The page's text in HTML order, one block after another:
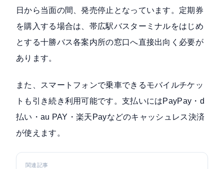
日から当面の間、発売停止 となっています。定期券
を購入する場合は、帯広駅バスターミナルをはじめ
とする十勝バス各案内所の窓口へ直接出向く必要が
あります。
また、スマートフォンで乗車できるモバイルチケッ
ト も引き続き利用可能です。支払いにはPayPay・d
払い・au PAY・楽天Payなどのキャッシュレス決済
が使えます。
関連記事